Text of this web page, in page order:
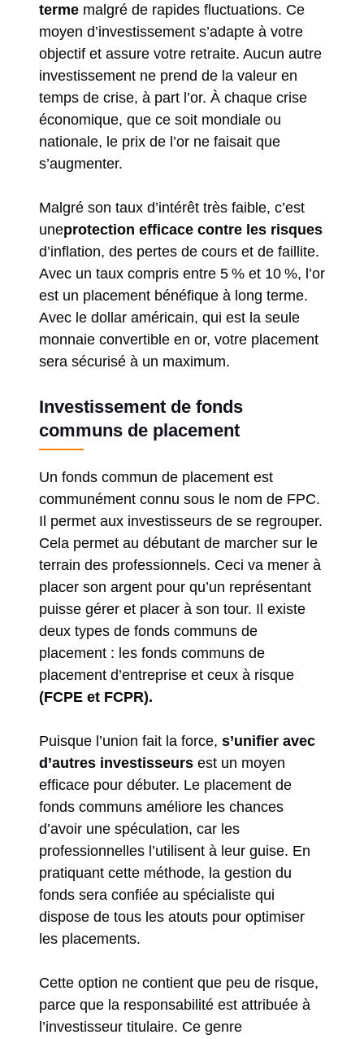
terme malgré de rapides fluctuations. Ce
moyen d’investissement s’adapte à votre
objectif et assure votre retraite. Aucun autre
investissement ne prend de la valeur en
temps de crise, à part l’or. À chaque crise
économique, que ce soit mondiale ou
nationale, le prix de l’or ne faisait que
s’augmenter.
Malgré son taux d’intérêt très faible, c’est
uneprotection efficace contre les risques
d’inflation, des pertes de cours et de faillite.
Avec un taux compris entre 5 % et 10 %, l’or
est un placement bénéfique à long terme.
Avec le dollar américain, qui est la seule
monnaie convertible en or, votre placement
sera sécurisé à un maximum.
Investissement de fonds
communs de placement
Un fonds commun de placement est
communément connu sous le nom de FPC.
Il permet aux investisseurs de se regrouper.
Cela permet au débutant de marcher sur le
terrain des professionnels. Ceci va mener à
placer son argent pour qu’un représentant
puisse gérer et placer à son tour. Il existe
deux types de fonds communs de
placement : les fonds communs de
placement d’entreprise et ceux à risque
(FCPE et FCPR).
Puisque l’union fait la force, s’unifier avec
d’autres investisseurs est un moyen
efficace pour débuter. Le placement de
fonds communs améliore les chances
d’avoir une spéculation, car les
professionnelles l’utilisent à leur guise. En
pratiquant cette méthode, la gestion du
fonds sera confiée au spécialiste qui
dispose de tous les atouts pour optimiser
les placements.
Cette option ne contient que peu de risque,
parce que la responsabilité est attribuée à
l’investisseur titulaire. Ce genre